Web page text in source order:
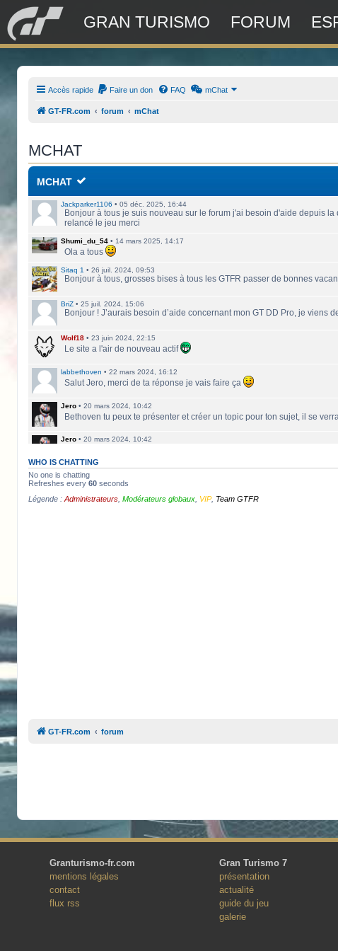
GRAN TURISMO FORUM
Accès rapide Faire un don FAQ mChat
GT-FR.com forum mChat
MCHAT
MCHAT
Jackparker1106 •05 déc. 2025, 16:44
Bonjour à tous je suis nouveau sur le forum j'ai besoin d'aide depuis
relancé le jeu merci
Shumi_du_54 • 14 mars 2025, 14:17
Ola a tous
Sitaq 1 •26 juil. 2024, 09:53
Bonjour à tous, grosses bises à tous les GTFR passer de bonnes
BriZ •25 juil. 2024, 15:06
Bonjour ! J’aurais besoin d’aide concernant mon GT DD Pro, je viens
Wolf18 •23 juin 2024, 22:15
Le site a l'air de nouveau actif
labbethoven •22 mars 2024, 16:12
Salut Jero, merci de ta réponse je vais faire ça
Jero •20 mars 2024, 10:42
Bethoven tu peux te présenter et créer un topic pour ton sujet, il se
Jero •20 mars 2024, 10:42
labbethoven
Hello, des fans d'Alsace Village ? C'est quoi votre record avec une
WHO IS CHATTING
No one is chatting
Refreshes every60 seconds
Légende :Administrateurs ,Modérateurs globaux VIP, Team GTFR
GT-FR.com forum
Granturismo-fr.com
mentions légales
contact
flux rss
Gran Turismo 7
présentation
actualité
guide du jeu
galerie